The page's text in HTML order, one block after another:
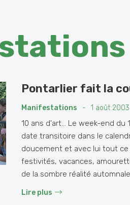
Pontarlier fait la
Manifestations - 1 août 2003
10 ans d'art... Le week-end
date transitoire dans le
doucement et avec lui tout ce
festivités, vacances,
de la sombre réalité automnale
Lire plus